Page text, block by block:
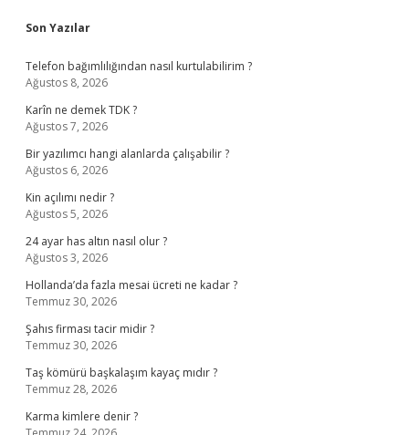
Sidebar
Son Yazılar
Telefon bağımlılığından nasıl kurtulabilirim ?
Ağustos 8, 2026
Karîn ne demek TDK ?
Ağustos 7, 2026
Bir yazılımcı hangi alanlarda çalışabilir ?
Ağustos 6, 2026
Kin açılımı nedir ?
Ağustos 5, 2026
24 ayar has altın nasıl olur ?
Ağustos 3, 2026
Hollanda’da fazla mesai ücreti ne kadar ?
Temmuz 30, 2026
Şahıs firması tacir midir ?
Temmuz 30, 2026
Taş kömürü başkalaşım kayaç mıdır ?
Temmuz 28, 2026
Karma kimlere denir ?